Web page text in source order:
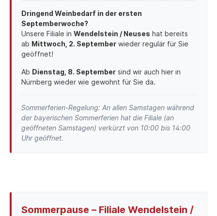
Dringend Weinbedarf in der ersten
Septemberwoche?
Unsere Filiale in Wendelstein / Neuses hat bereits
ab Mittwoch, 2. September wieder regulär für Sie
geöffnet!
Ab Dienstag, 8. September sind wir auch hier in
Nürnberg wieder wie gewohnt für Sie da.
Sommerferien-Regelung: An allen Samstagen während
der bayerischen Sommerferien hat die Filiale (an
geöffneten Samstagen) verkürzt von 10:00 bis 14:00
Uhr geöffnet.
Sommerpause – Filiale Wendelstein /